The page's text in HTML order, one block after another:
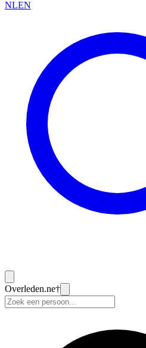
NLEN
Overleden.ne†